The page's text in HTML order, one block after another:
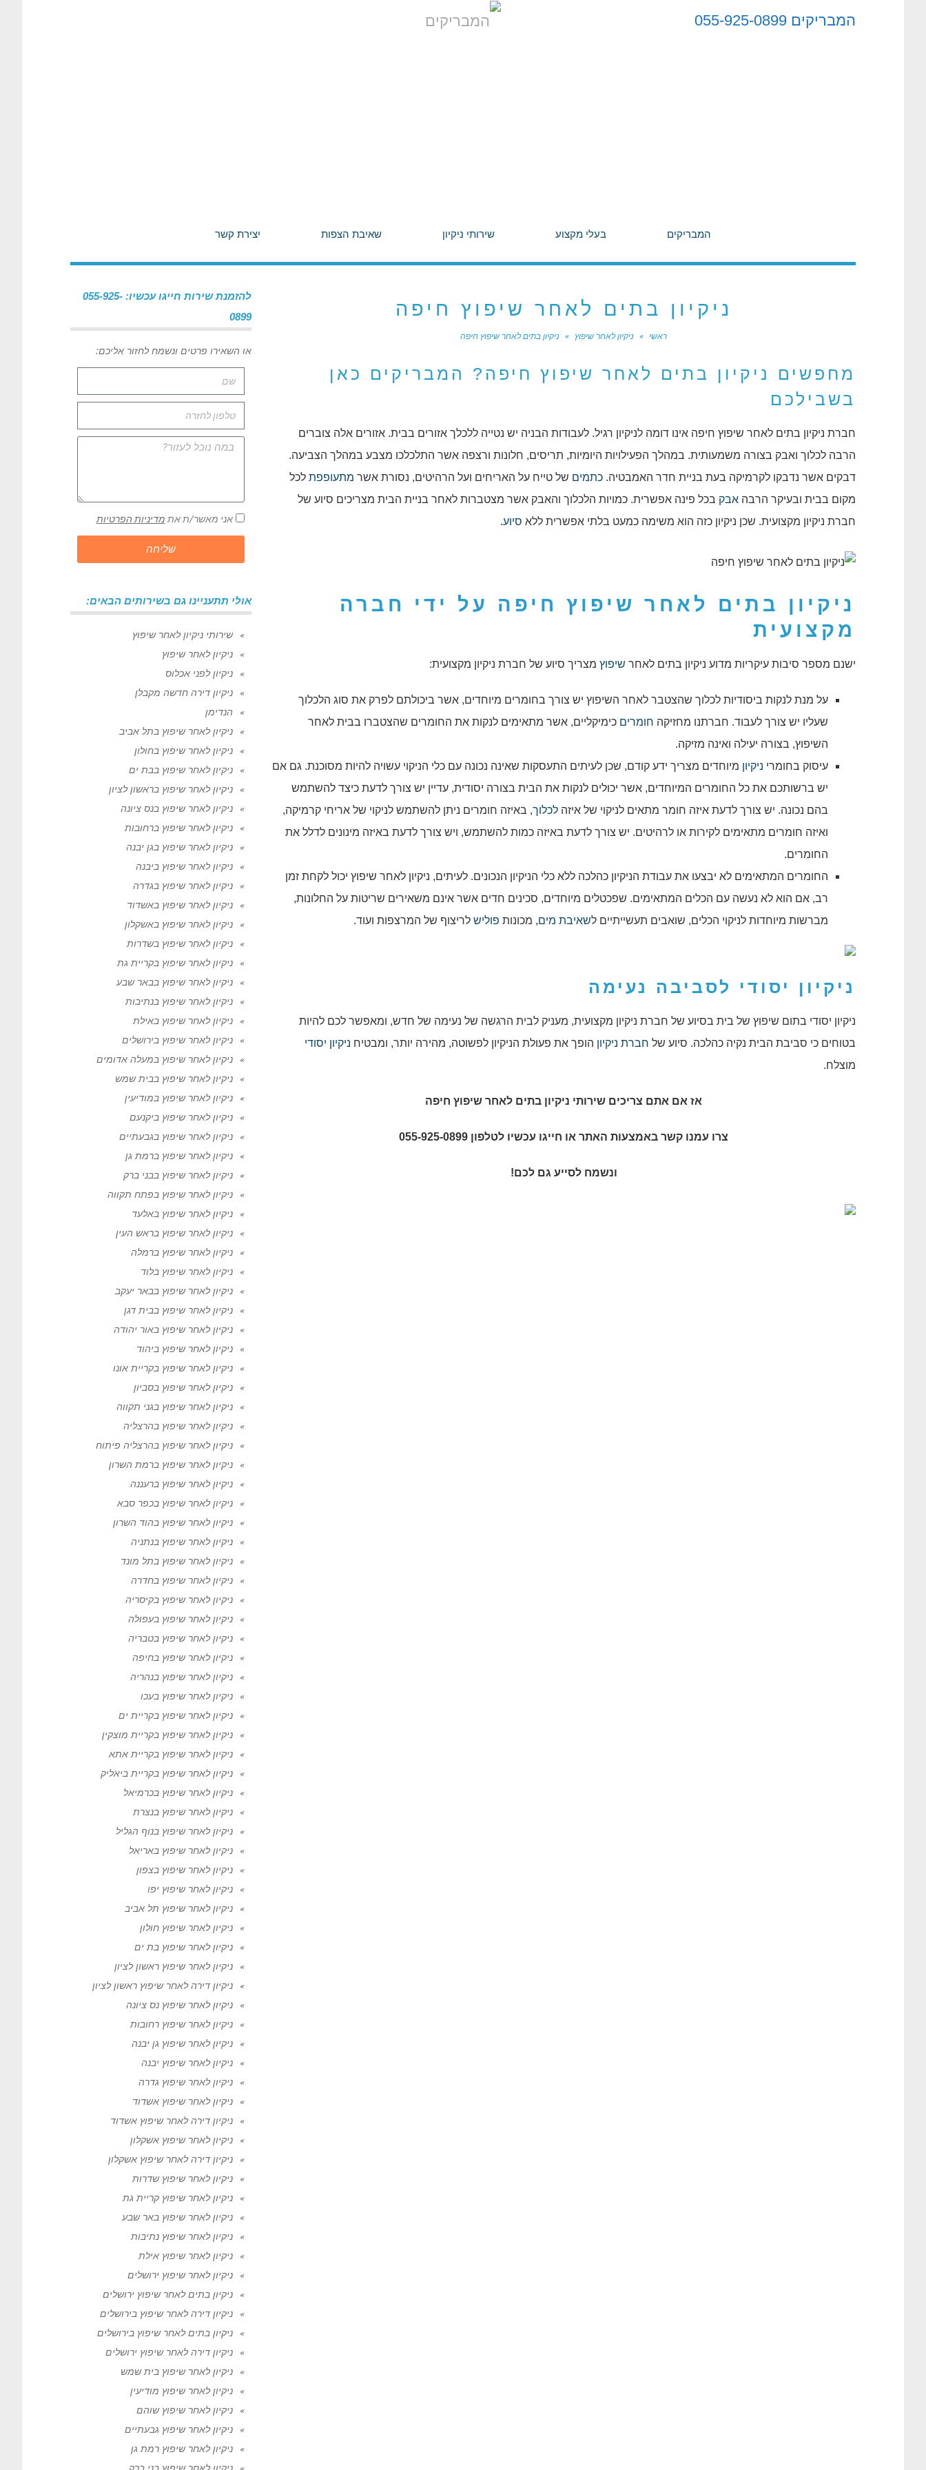
המבריקים 055-925-0899
המבריקים בעלי מקצוע שירותי ניקיון שאיבת הצפות יצירת קשר
ניקיון בתים לאחר שיפוץ חיפה
ראשי » ניקיון לאחר שיפוץ » ניקיון בתים לאחר שיפוץ חיפה
מחפשים ניקיון בתים לאחר שיפוץ חיפה? המבריקים כאן
בשבילכם
חברת ניקיון בתים לאחר שיפוץ חיפה אינו דומה לניקיון רגיל. לעבודות הבניה יש נטייה ללכלך אזורים בבית. אזורים אלה צוברים
הרבה לכלוך ואבק בצורה משמעותית. במהלך הפעילויות היומיות, תריסים, חלונות ורצפה אשר התלכלכו מצבע במהלך הצביעה.
דבקים אשר נדבקו לקרמיקה בעת בניית חדר האמבטיה. כתמים של טייח על האריחים ועל הרהיטים, נסורת אשר מתעופפת לכל
מקום בבית ובעיקר הרבה אבק בכל פינה אפשרית. כמויות הלכלוך והאבק אשר מצטברות לאחר בניית הבית מצריכים סיוע של
חברת ניקיון מקצועית. שכן ניקיון כזה הוא משימה כמעט בלתי אפשרית ללא סיוע.
ניקיון בתים לאחר שיפוץ חיפה על ידי חברה
מקצועית
ישנם מספר סיבות עיקריות מדוע ניקיון בתים לאחר שיפוץ מצריך סיוע של חברת ניקיון מקצועית:
על מנת לנקות ביסודיות לכלוך שהצטבר לאחר השיפוץ יש צורך בחומרים מיוחדים, אשר ביכולתם לפרק את סוג הלכלוך
שעליו יש צורך לעבוד. חברתנו מחזיקה חומרים כימיקליים, אשר מתאימים לנקות את החומרים שהצטברו בבית לאחר
השיפוץ, בצורה יעילה ואינה מזיקה.
עיסוק בחומרי ניקיון מיוחדים מצריך ידע קודם, שכן לעיתים התעסקות שאינה נכונה עם כלי הניקוי עשויה להיות מסוכנת. גם אם
יש ברשותכם את כל החומרים המיוחדים, אשר יכולים לנקות את הבית בצורה יסודית, עדיין יש צורך לדעת כיצד להשתמש
בהם נכונה. יש צורך לדעת איזה חומר מתאים לניקוי של איזה לכלוך, באיזה חומרים ניתן להשתמש לניקוי של אריחי קרמיקה,
ואיזה חומרים מתאימים לקירות או לרהיטים. יש צורך לדעת באיזה כמות להשתמש, ויש צורך לדעת באיזה מינונים לדלל את
החומרים.
החומרים המתאימים לא יבצעו את עבודת הניקיון כהלכה ללא כלי הניקיון הנכונים. לעיתים, ניקיון לאחר שיפוץ יכול לקחת זמן
רב, אם הוא לא נעשה עם הכלים המתאימים. שפכטלים מיוחדים, סכינים חדים אשר אינם משאירים שריטות על החלונות,
מברשות מיוחדות לניקוי הכלים, שואבים תעשייתיים לשאיבת מים, מכונות פוליש לריצוף של המרצפות ועוד.
ניקיון יסודי לסביבה נעימה
ניקיון יסודי בתום שיפוץ של בית בסיוע של חברת ניקיון מקצועית, מעניק לבית הרגשה של נעימה של חדש, ומאפשר לכם להיות
בטוחים כי סביבת הבית נקיה כהלכה. סיוע של חברת ניקיון הופך את פעולת הניקיון לפשוטה, מהירה יותר, ומבטיח ניקיון יסודי
מוצלח.
אז אם אתם צריכים שירותי ניקיון בתים לאחר שיפוץ חיפה
צרו עמנו קשר באמצעות האתר או חייגו עכשיו לטלפון 055-925-0899
ונשמח לסייע גם לכם!
להזמנת שירות חייגו עכשיו: 055-925-
0899
או השאירו פרטים ונשמח לחזור אליכם:
אני מאשר/ת את מדיניות הפרטיות
שליחה
אולי תתעניינו גם בשירותים הבאים:
שירותי ניקיון לאחר שיפוץ
ניקיון לאחר שיפוץ
ניקיון לפני אכלוס
ניקיון דירה חדשה מקבלן
הנדימן
ניקיון לאחר שיפוץ בתל אביב
ניקיון לאחר שיפוץ בחולון
ניקיון לאחר שיפוץ בבת ים
ניקיון לאחר שיפוץ בראשון לציון
ניקיון לאחר שיפוץ בנס ציונה
ניקיון לאחר שיפוץ ברחובות
ניקיון לאחר שיפוץ בגן יבנה
ניקיון לאחר שיפוץ ביבנה
ניקיון לאחר שיפוץ בגדרה
ניקיון לאחר שיפוץ באשדוד
ניקיון לאחר שיפוץ באשקלון
ניקיון לאחר שיפוץ בשדרות
ניקיון לאחר שיפוץ בקריית גת
ניקיון לאחר שיפוץ בבאר שבע
ניקיון לאחר שיפוץ בנתיבות
ניקיון לאחר שיפוץ באילת
ניקיון לאחר שיפוץ בירושלים
ניקיון לאחר שיפוץ במעלה אדומים
ניקיון לאחר שיפוץ בבית שמש
ניקיון לאחר שיפוץ במודיעין
ניקיון לאחר שיפוץ ביקנעם
ניקיון לאחר שיפוץ בגבעתיים
ניקיון לאחר שיפוץ ברמת גן
ניקיון לאחר שיפוץ בבני ברק
ניקיון לאחר שיפוץ בפתח תקווה
ניקיון לאחר שיפוץ באלעד
ניקיון לאחר שיפוץ בראש העין
ניקיון לאחר שיפוץ ברמלה
ניקיון לאחר שיפוץ בלוד
ניקיון לאחר שיפוץ בבאר יעקב
ניקיון לאחר שיפוץ בבית דגן
ניקיון לאחר שיפוץ באור יהודה
ניקיון לאחר שיפוץ ביהוד
ניקיון לאחר שיפוץ בקריית אונו
ניקיון לאחר שיפוץ בסביון
ניקיון לאחר שיפוץ בגני תקווה
ניקיון לאחר שיפוץ בהרצליה
ניקיון לאחר שיפוץ בהרצליה פיתוח
ניקיון לאחר שיפוץ ברמת השרון
ניקיון לאחר שיפוץ ברעננה
ניקיון לאחר שיפוץ בכפר סבא
ניקיון לאחר שיפוץ בהוד השרון
ניקיון לאחר שיפוץ בנתניה
ניקיון לאחר שיפוץ בתל מונד
ניקיון לאחר שיפוץ בחדרה
ניקיון לאחר שיפוץ בקיסריה
ניקיון לאחר שיפוץ בעפולה
ניקיון לאחר שיפוץ בטבריה
ניקיון לאחר שיפוץ בחיפה
ניקיון לאחר שיפוץ בנהריה
ניקיון לאחר שיפוץ בעכו
ניקיון לאחר שיפוץ בקריית ים
ניקיון לאחר שיפוץ בקריית מוצקין
ניקיון לאחר שיפוץ בקריית אתא
ניקיון לאחר שיפוץ בקריית ביאליק
ניקיון לאחר שיפוץ בכרמיאל
ניקיון לאחר שיפוץ בנצרת
ניקיון לאחר שיפוץ בנוף הגליל
ניקיון לאחר שיפוץ באריאל
ניקיון לאחר שיפוץ בצפון
ניקיון לאחר שיפוץ יפו
ניקיון לאחר שיפוץ תל אביב
ניקיון לאחר שיפוץ חולון
ניקיון לאחר שיפוץ בת ים
ניקיון לאחר שיפוץ ראשון לציון
ניקיון דירה לאחר שיפוץ ראשון לציון
ניקיון לאחר שיפוץ נס ציונה
ניקיון לאחר שיפוץ רחובות
ניקיון לאחר שיפוץ גן יבנה
ניקיון לאחר שיפוץ יבנה
ניקיון לאחר שיפוץ גדרה
ניקיון לאחר שיפוץ אשדוד
ניקיון דירה לאחר שיפוץ אשדוד
ניקיון לאחר שיפוץ אשקלון
ניקיון דירה לאחר שיפוץ אשקלון
ניקיון לאחר שיפוץ שדרות
ניקיון לאחר שיפוץ קריית גת
ניקיון לאחר שיפוץ באר שבע
ניקיון לאחר שיפוץ נתיבות
ניקיון לאחר שיפוץ אילת
ניקיון לאחר שיפוץ ירושלים
ניקיון בתים לאחר שיפוץ ירושלים
ניקיון דירה לאחר שיפוץ בירושלים
ניקיון בתים לאחר שיפוץ בירושלים
ניקיון דירה לאחר שיפוץ ירושלים
ניקיון לאחר שיפוץ בית שמש
ניקיון לאחר שיפוץ מודיעין
ניקיון לאחר שיפוץ שוהם
ניקיון לאחר שיפוץ גבעתיים
ניקיון לאחר שיפוץ רמת גן